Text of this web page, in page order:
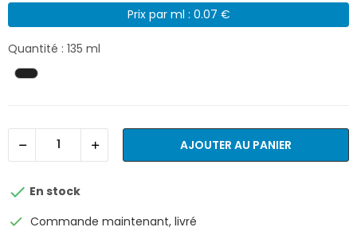
Prix par ml : 0.07 €
Quantité : 135 ml
AJOUTER AU PANIER
 En stock
check Commande maintenant, livré